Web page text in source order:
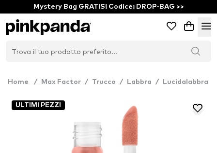
Mystery Bag GRATIS! Codice: DROP-BAG >>
Home / Max Factor / Trucco / Labbra / Lucidalabbra
ULTIMI PEZZI